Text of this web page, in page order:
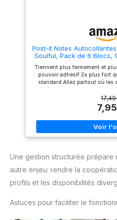
Post-it Notes
Soulful, Pack de 6 Blocs,
mm x 76 mm - Feuillets
de Notes, Listes de
Tiennent plus fermement et
pouvoir adhésif 2x plus fort
standard Allez partout où
collection Soulful Ces notes
fournies en paquet de 6 blocs
les surfaces verticales ou qui
les écrans d’ordinateur, les
Post-it Super Sticky sont
papier certifiées PEFC,
renouvelable, à savoir
pour capturer et enregistrer
vos notes avec
Une gestion structurée prépare
autre enjeu: rendre la
profils et les disponibilités
Astuces pour faciliter le